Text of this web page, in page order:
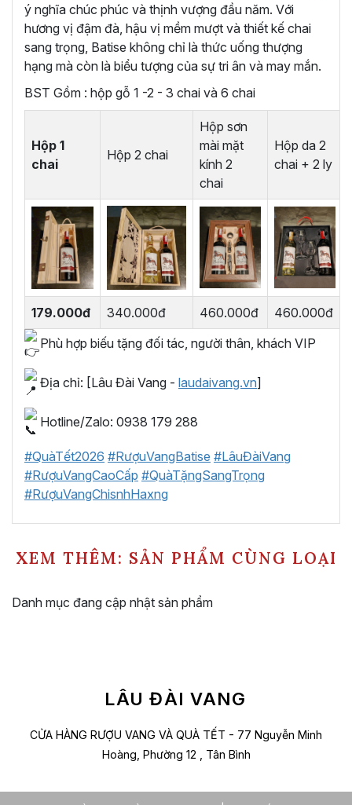
ý nghĩa chúc phúc và thịnh vượng đầu năm. Với
hương vị đậm đà, hậu vị mềm mượt và thiết kế chai
sang trọng, Batise không chỉ là thức uống thượng
hạng mà còn là biểu tượng của sự tri ân và may mắn.
BST Gồm : hộp gỗ 1 -2 - 3 chai và 6 chai
Hộp 1
chai
Hộp 2 chai
Hộp sơn
mài mặt
kính 2
chai
Hộp da 2
chai + 2 ly
179.000đ 340.000đ 460.000đ 460.000đ
Phù hợp biếu tặng đối tác, người thân, khách VIP
Địa chỉ: [Lâu Đài Vang - laudaivang.vn]
Hotline/Zalo: 0938 179 288
#QuàTết2026 #RượuVangBatise #LâuĐàiVang
#RượuVangCaoCấp #QuàTặngSangTrọng
#RượuVangChisnhHaxng
XEM THÊM: SẢN PHẨM CÙNG LOẠI
Danh mục đang cập nhật sản phẩm
LÂU ĐÀI VANG
CỬA HÀNG RƯỢU VANG VÀ QUÀ TẾT - 77 Nguyễn Minh
Hoàng, Phường 12 , Tân Bình